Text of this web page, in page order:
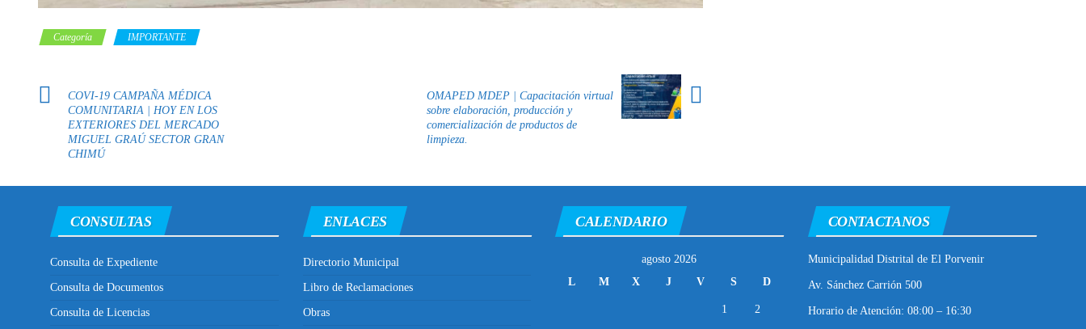
Categoría IMPORTANTE
COVI-19 CAMPAÑA MÉDICA
COMUNITARIA | HOY EN LOS
EXTERIORES DEL MERCADO
MIGUEL GRAÚ SECTOR GRAN
CHIMÚ
OMAPED MDEP | Capacitación virtual
sobre elaboración, producción y
comercialización de productos de
limpieza.
CONSULTAS
Consulta de Expediente
Consulta de Documentos
Consulta de Licencias
ENLACES
Directorio Municipal
Libro de Reclamaciones
Obras
CALENDARIO
agosto 2026
L
M X J V S D
1 2
CONTACTANOS
Municipalidad Distrital de El Porvenir
Av. Sánchez Carrión 500
Horario de Atención: 08:00 – 16:30